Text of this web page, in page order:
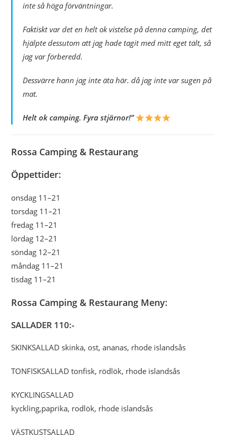
inte så höga förväntningar.
Faktiskt var det en helt ok vistelse på denna camping, det
hjälpte dessutom att jag hade tagit med mitt eget tält, så
jag var förberedd.
Dessvärre hann jag inte äta här. då jag inte var sugen på
mat.
Helt ok camping. Fyra stjärnor!”
Rossa Camping & Restaurang
Öppettider:
onsdag 11–21
torsdag 11–21
fredag 11–21
lördag 12–21
söndag 12–21
måndag 11–21
tisdag 11–21
Rossa Camping & Restaurang Meny:
SALLADER 110:-
SKINKSALLAD skinka, ost, ananas, rhode islandsås
TONFISKSALLAD tonfisk, rödlök, rhode islandsås
KYCKLINGSALLAD
kyckling,paprika, rodlök, rhode islandsås
VÄSTKUSTSALLAD